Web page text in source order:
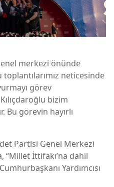
merkezi önünde
toplantılarımız neticesinde
görev
bizim
Bu görevin hayırlı
Partisi Genel Merkezi
“Millet İttifakı’na dahil
Yardımcısı